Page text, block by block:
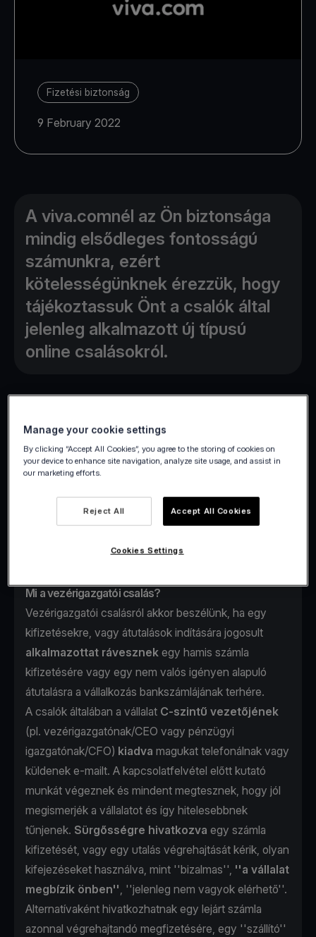
Fizetési biztonság
9 February 2022
A viva.comnél az Ön biztonsága
mindig elsődleges fontosságú
számunkra, ezért
kötelességünknek érezzük, hogy
tájékoztassuk Önt a csalók által
jelenleg alkalmazott új típusú
online csalásokról.
A viva.comnél azÖn biztonsága
fontosságú számunkra, ezért kötelességünknek
érezzük, hogy tájékoztassuk Önt a csalók által
jelenleg alkalmazott új típusú onlinecsalásokról.
Szeretnénk, ha figyelmesen átnézné az alábbi
kiberbűnözőktől, akik megpróbálhatják becsapni
Mi a vezérigazgatói csalás?
Vezérigazgatói csalásról akkor beszélünk, ha egy
kifizetésekre, vagy átutalások indítására jogosult
alkalmazottat rávesznek egy hamis számla
kifizetésére vagy egy nem valós igényen alapuló
átutalásra a vállalkozás bankszámlájának terhére.
A csalók általában a vállalat C-szintű vezetőjének
(pl. vezérigazgatónak/CEO vagy pénzügyi
igazgatónak/CFO) kiadva magukat telefonálnak vagy
küldenek e-mailt. A kapcsolatfelvétel előtt kutató
munkát végeznek és mindent megtesznek, hogy jól
megismerjék a vállalatot és így hitelesebbnek
tűnjenek. Sürgősségre hivatkozva egy számla
kifizetését, vagy egy utalás végrehajtását kérik, olyan
kifejezéseket használva, mint ''bizalmas'', ''a vállalat
megbízik önben'', ''jelenleg nem vagyok elérhető''.
Alternatívaként hivatkozhatnak egy lejárt számla
azonnal végrehajtandó megfizetésére, egy ''szállító''
Manage your cookie settings
By clicking “Accept All Cookies”, you agree to the storing of cookies on
your device to enhance site navigation, analyze site usage, and assist in
our marketing efforts.
Reject All Accept All Cookies
Cookies Settings